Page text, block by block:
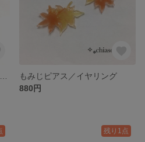
もみじピアス／イヤリング
880円
残り1点